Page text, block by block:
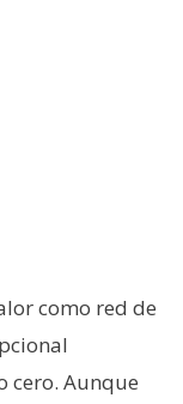
como red de
cero. Aunque